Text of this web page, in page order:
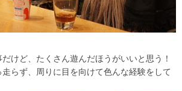
だけど、たくさん遊んだほうがいいと思う！
らず、周りに目を向けて色んな経験をして